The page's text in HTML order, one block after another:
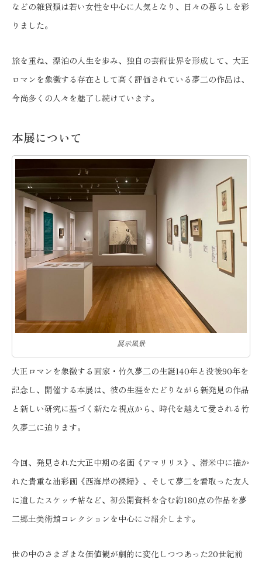
などの雑貨類は若い女性を中心に人気となり、日々の暮らしを彩
りました。
旅を重ね、漂泊の人生を歩み、独自の芸術世界を形成して、大正
ロマンを象徴する存在として高く評価されている夢二の作品は、
今尚多くの人々を魅了し続けています。
本展について
展示風景
大正ロマンを象徴する画家・竹久夢二の生誕140年と没後90年を
記念し、開催する本展は、彼の生涯をたどりながら新発見の作品
と新しい研究に基づく新たな視点から、時代を越えて愛される竹
久夢二に迫ります。
今回、発見された大正中期の名画《アマリリス》、滞米中に描か
れた貴重な油彩画《西海岸の裸婦》、そして夢二を看取った友人
に遺したスケッチ帖など、初公開資料を含む約180点の作品を夢
二郷土美術館コレクションを中心にご紹介します。
世の中のさまざまな価値観が劇的に変化しつつあった20世紀前